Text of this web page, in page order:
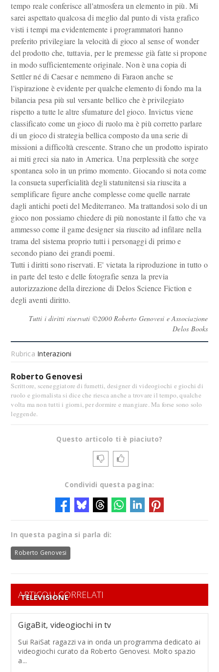
tempo reale conferisce all'atmosfera un elemento in più. Mi
sarei aspettato qualcosa di meglio dal punto di vista grafico
visti i tempi ma evidentemente i programmatori hanno
preferito privilegiare la velocità di gioco al sense of wonder
del prodotto che, tuttavia, per le premesse già fatte si propone
in modo sufficientemente originale. Non è una copia di
Settler né di Caesar e nemmeno di Faraon anche se
l'ispirazione è evidente per qualche elemento di fondo ma la
bilancia pesa più sul versante bellico che è privilegiato
rispetto a tutte le altre sfumature del gioco. Invictus viene
classificato come un gioco di ruolo ma è più corretto parlare
di un gioco di strategia bellica composto da una serie di
missioni a difficoltà crescente. Strano che un prodotto ispirato
ai miti greci sia nato in America. Una perplessità che sorge
spontanea solo in un primo momento. Giocando si nota come
la consueta superficialità degli statunitensi sia riuscita a
semplificare figure anche complesse come quelle narrate
dagli antichi poeti del Mediterraneo. Ma trattandosi solo di un
gioco non possiamo chiedere di più nonostante il fatto che va
ammesso come il game designer sia riuscito ad infilare nella
trama del sistema proprio tutti i personaggi di primo e
secondo piano dei grandi poemi.
Tutti i diritti sono riservati. E' vietata la riproduzione in tutto o
in parte del testo e delle fotografie senza la previa
autorizzazione della direzione di Delos Science Fiction e
degli aventi diritto.
Tutti i diritti riservati ©2000 Roberto Genovesi e Associazione
Delos Books
Rubrica Interazioni
Roberto Genovesi
Scrittore, sceneggiatore di fumetti, designer di videogiochi e giochi di
ruolo e giornalista si dice che riesca anche a trovare il tempo, qualche
volta ma non tutti i giorni, per dormire e mangiare. Ma forse sono solo
leggende.
Questo articolo ti è piaciuto?
Condividi questa pagina:
In questa pagina si parla di:
Roberto Genovesi
ARTICOLI CORRELATI
TELEVISIONE
GigaBit, videogiochi in tv
Sui RaiSat ragazzi va in onda un programma dedicato ai
videogiochi curato da Roberto Genovesi. Molto spazio
a...